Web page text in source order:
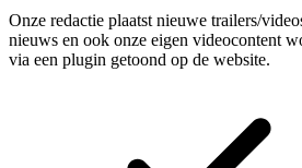
Onze redactie plaatst nieuwe trailers/
nieuws en ook onze eigen videocontent
via een plugin getoond op de website.